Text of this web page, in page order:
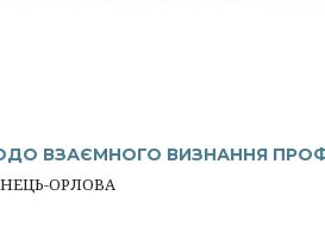
ВЗАЄМНОГО ВИЗНАННЯ
ОРЛОВА